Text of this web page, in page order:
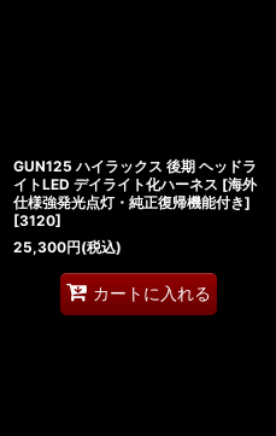
GUN125 ハイラックス 後期 ヘッドラ
イトLED デイライト化ハーネス [海外
仕様強発光点灯・純正復帰機能付き]
[3120]
25,300円(税込)
カートに入れる